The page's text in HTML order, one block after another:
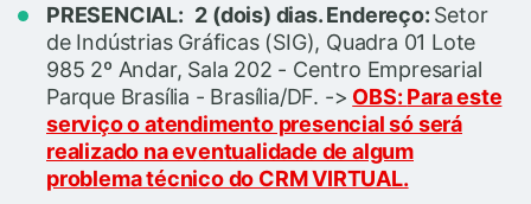
PRESENCIAL: 2 (dois) dias. Endereço: Setor
de Indústrias Gráficas (SIG), Quadra 01 Lote
985 2º Andar, Sala 202 - Centro Empresarial
Parque Brasília - Brasília/DF. -> OBS: Para este
serviço o atendimento presencial só será
realizado na eventualidade de algum
problema técnico do CRM VIRTUAL.